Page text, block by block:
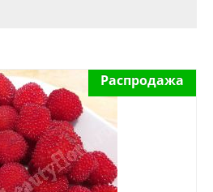
Распродажа